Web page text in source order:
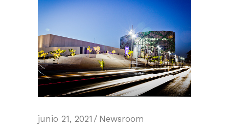
junio 21, 2021 Newsroom